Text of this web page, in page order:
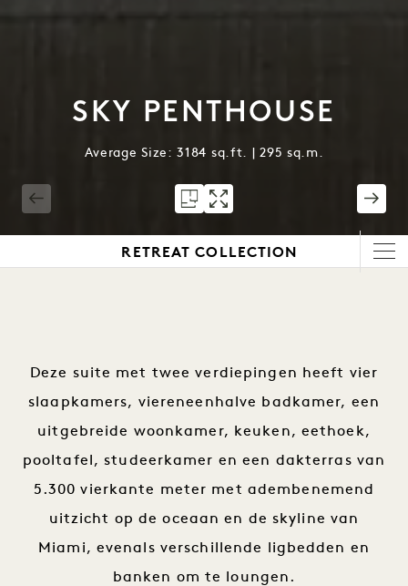
SKY PENTHOUSE
Average Size: 3184 sq.ft. | 295 sq.m.
RETREAT COLLECTION
Deze suite met twee verdiepingen heeft vier
slaapkamers, viereneenhalve badkamer, een
uitgebreide woonkamer, keuken, eethoek,
pooltafel, studeerkamer en een dakterras van
5.300 vierkante meter met adembenemend
uitzicht op de oceaan en de skyline van
Miami, evenals verschillende ligbedden en
banken om te loungen.